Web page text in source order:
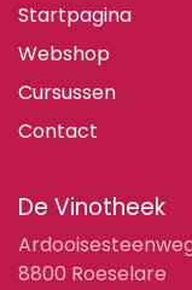
Startpagina
Webshop
Cursussen
Contact
De Vinotheek
8800 Roeselare